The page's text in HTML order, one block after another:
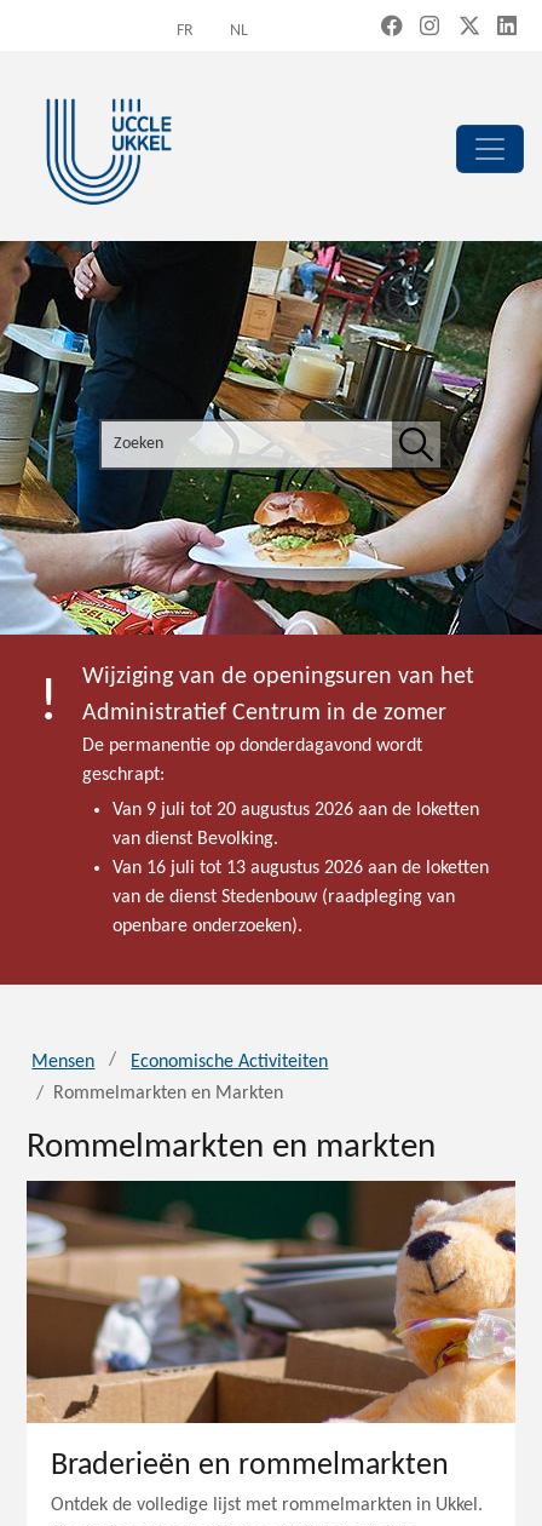
FR NL
Search the site
Zoeken
Wijziging van de openingsuren van het
Administratief Centrum in de zomer
De permanentie op donderdagavond wordt
geschrapt:
Van 9 juli tot 20 augustus 2026 aan de loketten
van dienst Bevolking.
Van 16 juli tot 13 augustus 2026 aan de loketten
van de dienst Stedenbouw (raadpleging van
openbare onderzoeken).
Mensen
Economische Activiteiten
Rommelmarkten en Markten
Rommelmarkten en markten
Braderieën en rommelmarkten
Ontdek de volledige lijst met rommelmarkten in Ukkel.